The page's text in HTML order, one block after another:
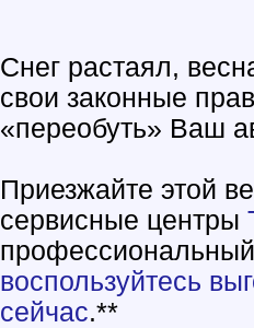
Снег растаял,
свои законные
«переобуть» Ваш
Приезжайте этой
сервисные центры
воспользуйтесь
сейчас.**